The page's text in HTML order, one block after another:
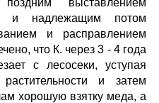
выставлением
и надлежащим потом
и расправлением
что К. через 3 - 4 года
с лесосеки, уступая
и затем
хорошую взятку меда, а